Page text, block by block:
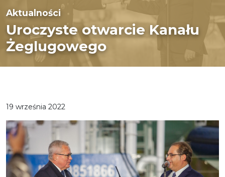
Aktualności
Uroczyste otwarcie Kanału
Żeglugowego
19 września 2022